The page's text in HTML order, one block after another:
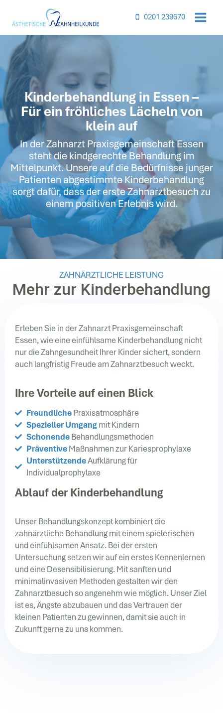
0201 239670
Kinderbehandlung in Essen –
Für ein fröhliches Lächeln von
klein auf
In der Zahnarzt Praxisgemeinschaft Essen
steht die kindgerechte Behandlung im
Mittelpunkt. Unsere auf die Bedürfnisse junger
Patienten abgestimmte Kinderbehandlung
sorgt dafür, dass der erste Zahnarztbesuch zu
einem positiven Erlebnis wird.
ZAHNÄRZTLICHE LEISTUNG
Mehr zur Kinderbehandlung
Erleben Sie in der Zahnarzt Praxisgemeinschaft
Essen, wie eine einfühlsame Kinderbehandlung nicht
nur die Zahngesundheit Ihrer Kinder sichert, sondern
auch langfristig Freude am Zahnarztbesuch weckt.
Ihre Vorteile auf einen Blick
FreundlichePraxisatmosphäre
Spezieller Umgangmit Kindern
SchonendeBehandlungsmethoden
PräventiveMaßnahmen zur Kariesprophylaxe
UnterstützendeAufklärung für
Individualprophylaxe
Ablauf der Kinderbehandlung
Unser Behandlungskonzept kombiniert die
zahnärztliche Behandlung mit einem spielerischen
und einfühlsamen Ansatz. Bei der ersten
Untersuchung setzen wir auf ein erstes Kennenlernen
und eine Desensibilisierung. Mit sanften und
minimalinvasiven Methoden gestalten wir den
Zahnarztbesuch so angenehm wie möglich. Unser Ziel
ist es, Ängste abzubauen und das Vertrauen der
kleinen Patienten zu gewinnen, damit sie auch in
Zukunft gerne zu uns kommen.